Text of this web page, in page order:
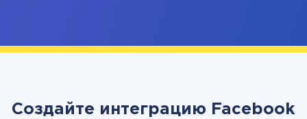
Создайте интеграцию Facebook